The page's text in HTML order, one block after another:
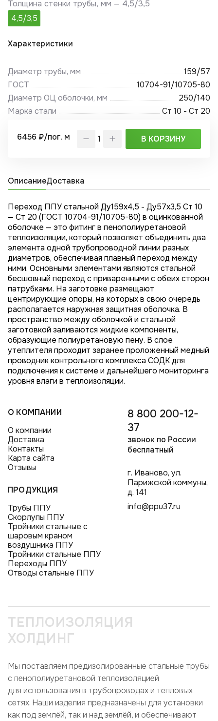
Толщина стенки трубы, мм — 4,5/3,5
4,5/3,5
Характеристики
Диаметр трубы, мм
159/57
ГОСТ
10704-91/10705-80
Диаметр ОЦ оболочки, мм
250/140
Марка стали
Ст 10 - Ст 20
6456 ₽/пог. м В КОРЗИНУ
ОписаниеДоставка
Переход ППУ стальной Ду159х4,5 - Ду57x3,5 Ст 10
— Ст 20 (ГОСТ 10704-91/10705-80) в оцинкованной
оболочке — это фитинг в пенополиуретановой
теплоизоляции, который позволяет объединить два
элемента одной трубопроводной линии разных
диаметров, обеспечивая плавный переход между
ними. Основными элементами являются стальной
бесшовный переход с приваренными с обеих сторон
патрубками. На заготовке размещают
центрирующие опоры, на которых в свою очередь
располагается наружная защитная оболочка. В
пространство между оболочкой и стальной
заготовкой заливаются жидкие компоненты,
образующие полиуретановую пену. В слое
утеплителя проходит заранее проложенный медный
проводник контрольного комплекса СОДК для
подключения к системе и дальнейшего мониторинга
уровня влаги в теплоизоляции.
О КОМПАНИИ
О компании
Доставка
Контакты
Карта сайта
Отзывы
ПРОДУКЦИЯ
Трубы ППУ
Скорлупы ППУ
Тройники стальные с
шаровым краном
воздушника ППУ
Тройники стальные ППУ
Переходы ППУ
Отводы стальные ППУ
8 800 200-12-
37
звонок по России
бесплатный
г. Иваново, ул.
Парижской коммуны,
д. 141
info@ppu37.ru
ТЕПЛОИЗОЛЯЦИЯ
ХОЛДИНГ
Мы поставляем предизолированные стальные трубы
с пенополиуретановой теплоизоляцией
для использования в трубопроводах и тепловых
сетях. Наши изделия предназначены для установки
как под землёй, так и над землёй, и обеспечивают